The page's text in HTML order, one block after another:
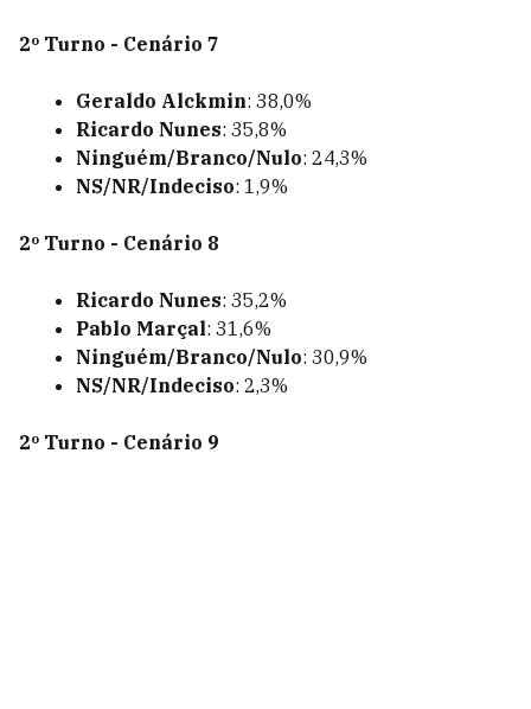
2º Turno - Cenário 7
Geraldo Alckmin: 38,0%
Ricardo Nunes: 35,8%
Ninguém/Branco/Nulo: 24,3%
NS/NR/Indeciso: 1,9%
2º Turno - Cenário 8
Ricardo Nunes: 35,2%
Pablo Marçal: 31,6%
Ninguém/Branco/Nulo: 30,9%
NS/NR/Indeciso: 2,3%
2º Turno - Cenário 9